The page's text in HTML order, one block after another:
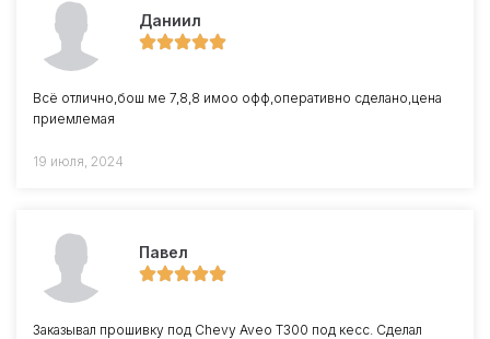
Даниил
Всё отлично,бош ме 7,8,8 имоо офф,оперативно сделано,цена
приемлемая
19 июля, 2024
Павел
Заказывал прошивку под Chevy Aveo T300 под кесс. Сделал